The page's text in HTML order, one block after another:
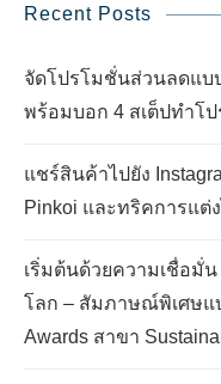
Recent Posts
จัดโปรโมชั่นส่วนลดแบ
พร้อมบอก 4 สเต็ปทำโ
แชร์สินค้าไปยัง
Pinkoi และทริคการแต่
เริ่มต้นด้วยความเชื่อมั่
โลก – สัมภาษณ์พิเศษแ
Awards สาขา